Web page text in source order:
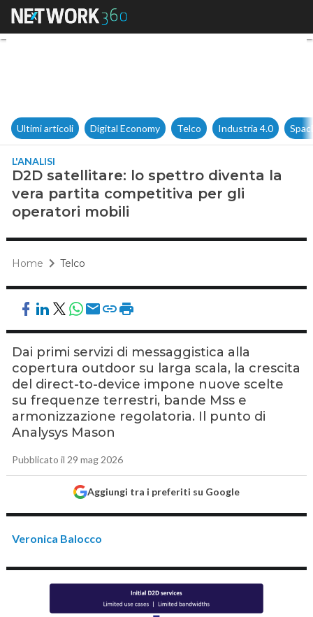
D2D satellitare: lo spettro
Ultimi articoli Digital Economy Telco Industria 4.0
L'ANALISI
D2D satellitare: lo spettro diventa la
vera partita competitiva per gli
operatori mobili
Home Telco
Dai primi servizi di messaggistica alla
copertura outdoor su larga scala, la crescita
del direct-to-device impone nuove scelte
su frequenze terrestri, bande Mss e
armonizzazione regolatoria. Il punto di
Analysys Mason
Pubblicato il 29 mag 2026
Aggiungi tra i preferiti su Google
Veronica Balocco